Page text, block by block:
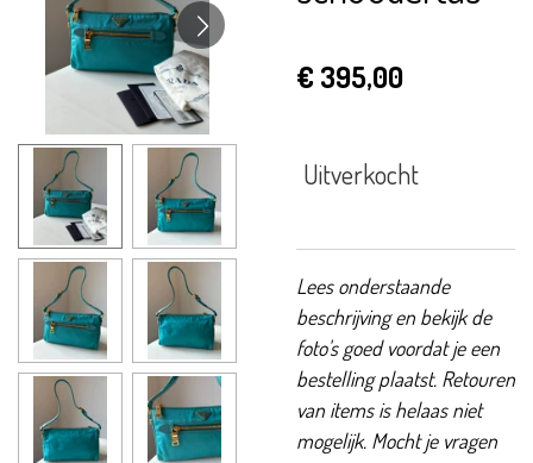
€ 395,00
Uitverkocht
Lees onderstaande
beschrijving en bekijk de
foto's goed voordat je een
bestelling plaatst. Retouren
van items is helaas niet
mogelijk. Mocht je vragen